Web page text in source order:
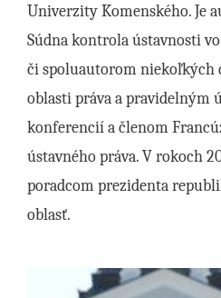
Univerzity Komenského. Je
Súdna kontrola ústavnosti
či spoluautorom niekoľkých
oblasti práva a pravidelným
konferencií a členom
ústavného práva. V rokoch
poradcom prezidenta
oblasť.